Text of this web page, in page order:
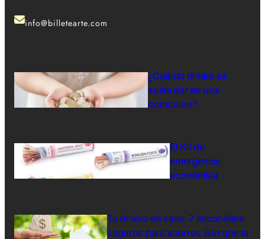
info@billetearte.com
¿Cuánto dinero se
suele dar en una
comunión?
El Kit de
emergencia
económica
Tu dinero en casa: 7 escondites
seguros para ahorros (sin que tu